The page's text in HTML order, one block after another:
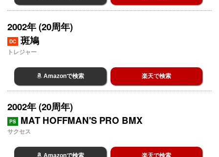
2002年 (20周年)
DC 斑鳩
トレジャー
Amazonで検索 楽天で検索
2002年 (20周年)
PS MAT HOFFMAN'S PRO BMX
サクセス
Amazonで検索 楽天で検索